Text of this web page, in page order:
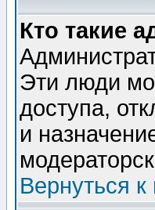
Кто такие
Эти люди
доступа,
и
Вернуться к